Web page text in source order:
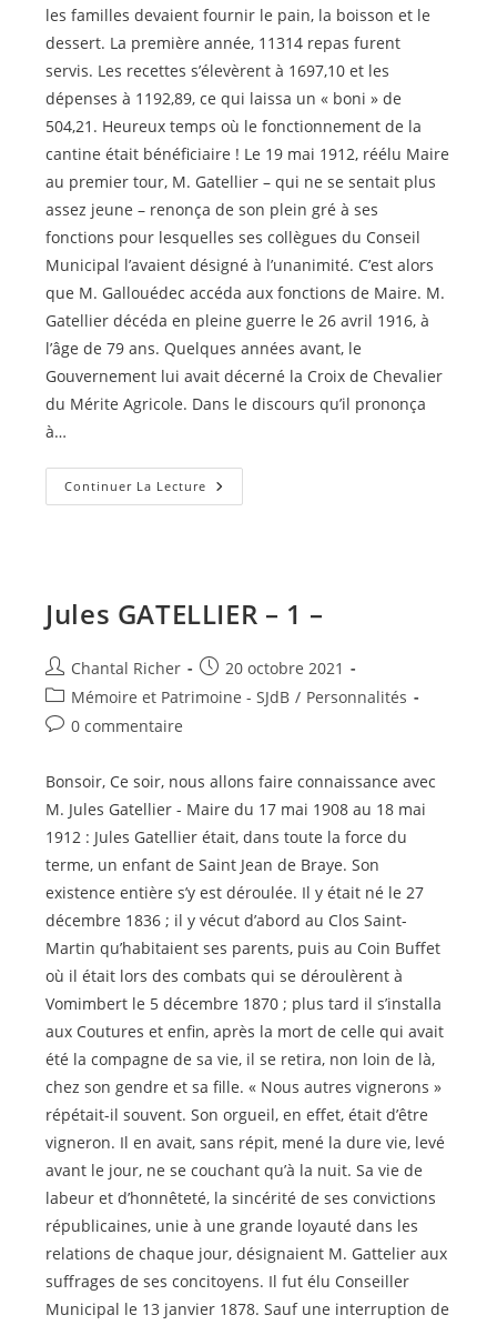
les familles devaient fournir le pain, la boisson et le
dessert. La première année, 11314 repas furent
servis. Les recettes s’élevèrent à 1697,10 et les
dépenses à 1192,89, ce qui laissa un « boni » de
504,21. Heureux temps où le fonctionnement de la
cantine était bénéficiaire ! Le 19 mai 1912, réélu Maire
au premier tour, M. Gatellier – qui ne se sentait plus
assez jeune – renonça de son plein gré à ses
fonctions pour lesquelles ses collègues du Conseil
Municipal l’avaient désigné à l’unanimité. C’est alors
que M. Gallouédec accéda aux fonctions de Maire. M.
Gatellier décéda en pleine guerre le 26 avril 1916, à
l’âge de 79 ans. Quelques années avant, le
Gouvernement lui avait décerné la Croix de Chevalier
du Mérite Agricole. Dans le discours qu’il prononça
à…
Continuer La Lecture Jules
GATELLIER
Jules GATELLIER – 1 –
Auteur/autrice
de
la
publication :
Chantal Richer
Publication
publiée :
20 octobre 2021
Post
category:
Mémoire et Patrimoine - SJdB / Personnalités
Commentaires
la
publication :
0 commentaire
Bonsoir, Ce soir, nous allons faire connaissance avec
M. Jules Gatellier - Maire du 17 mai 1908 au 18 mai
1912 : Jules Gatellier était, dans toute la force du
terme, un enfant de Saint Jean de Braye. Son
existence entière s’y est déroulée. Il y était né le 27
décembre 1836 ; il y vécut d’abord au Clos Saint-
Martin qu’habitaient ses parents, puis au Coin Buffet
où il était lors des combats qui se déroulèrent à
Vomimbert le 5 décembre 1870 ; plus tard il s’installa
aux Coutures et enfin, après la mort de celle qui avait
été la compagne de sa vie, il se retira, non loin de là,
chez son gendre et sa fille. « Nous autres vignerons »
répétait-il souvent. Son orgueil, en effet, était d’être
vigneron. Il en avait, sans répit, mené la dure vie, levé
avant le jour, ne se couchant qu’à la nuit. Sa vie de
labeur et d’honnêteté, la sincérité de ses convictions
républicaines, unie à une grande loyauté dans les
relations de chaque jour, désignaient M. Gattelier aux
suffrages de ses concitoyens. Il fut élu Conseiller
Municipal le 13 janvier 1878. Sauf une interruption de